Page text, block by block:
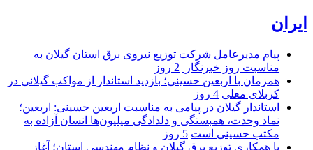
ایران
پیام مدیرعامل شركت توزیع نیروی برق استان گیلان به
مناسبت روز خبرنگار ‌
2 روز
همزمان با اربعین حسینی؛ بازدید استاندار از مواکب گیلانی در
کربلای معلی 4 روز
استاندار گیلان در پیامی به مناسبت اربعین حسینی: اربعین؛
نماد وحدت، همبستگی و دلدادگی میلیون‌ها انسان آزاده به
مکتب حسینی است 5 روز
با همکاری توزیع برق گیلان و نظام مهندسی استان؛ آغاز